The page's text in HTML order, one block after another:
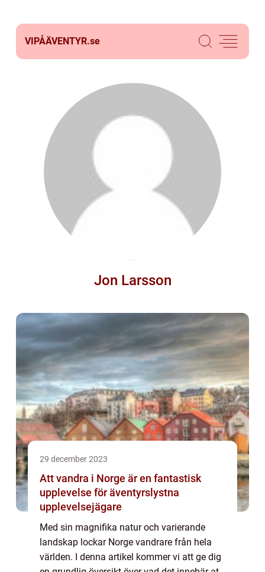
VIPÅÄVENTYR.se
Jon Larsson
29 december 2023
Att vandra i Norge är en fantastisk
upplevelse för äventyrslystna
upplevelsejägare
Med sin magnifika natur och varierande
landskap lockar Norge vandrare från hela
världen. I denna artikel kommer vi att ge dig